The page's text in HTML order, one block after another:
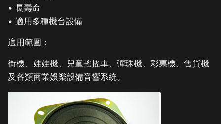
• 長壽命
• 適用多種機台設備
適用範圍：
街機、娃娃機、兒童搖搖車、彈珠機、彩票機、售貨機
及各類商業娛樂設備音響系統。